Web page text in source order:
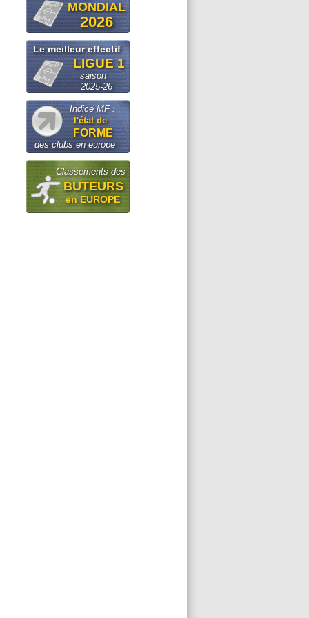
MONDIAL
2026
Le meilleur effectif
LIGUE 1
saison
2025-26
Indice MF :
l'état de
FORME
des clubs en europe
Classements des
BUTEURS
en EUROPE